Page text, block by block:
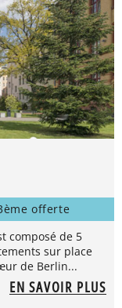
offerte
composé de 5
sur place
de Berlin...
EN SAVOIR PLUS